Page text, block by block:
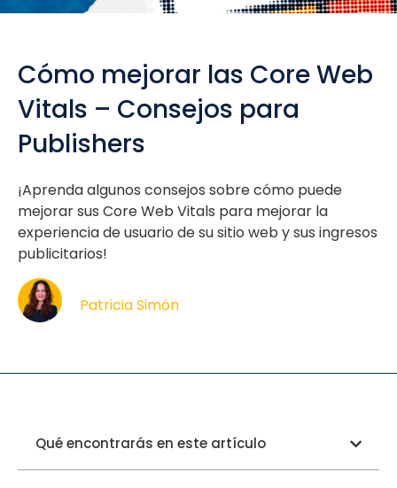
Cómo mejorar las Core Web
Vitals – Consejos para
Publishers
¡Aprenda algunos consejos sobre cómo puede
mejorar sus Core Web Vitals para mejorar la
experiencia de usuario de su sitio web y sus ingresos
publicitarios!
Patricia Simón
Qué encontrarás en este artículo